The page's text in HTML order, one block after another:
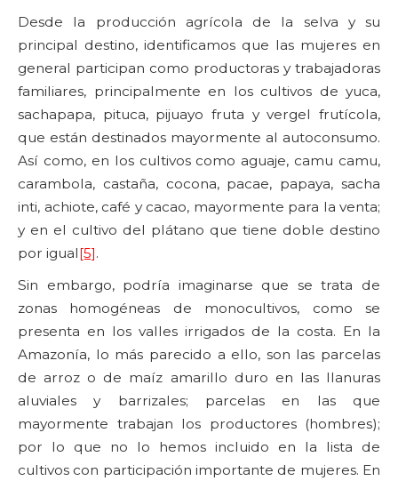
Desde la producción agrícola de la selva y su
principal destino, identificamos que las mujeres en
general participan como productoras y trabajadoras
familiares, principalmente en los cultivos de yuca,
sachapapa, pituca, pijuayo fruta y vergel frutícola,
que están destinados mayormente al autoconsumo.
Así como, en los cultivos como aguaje, camu camu,
carambola, castaña, cocona, pacae, papaya, sacha
inti, achiote, café y cacao, mayormente para la venta;
y en el cultivo del plátano que tiene doble destino
por igual[5].
Sin embargo, podría imaginarse que se trata de
zonas homogéneas de monocultivos, como se
presenta en los valles irrigados de la costa. En la
Amazonía, lo más parecido a ello, son las parcelas
de arroz o de maíz amarillo duro en las llanuras
aluviales y barrizales; parcelas en las que
mayormente trabajan los productores (hombres);
por lo que no lo hemos incluido en la lista de
cultivos con participación importante de mujeres. En